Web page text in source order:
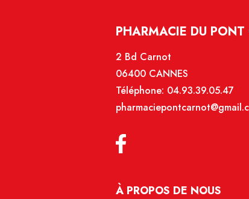
PHARMACIE DU
2 Bd Carnot
06400 CANNES
Téléphone: 04.93.39.05.47
À PROPOS DE NOUS